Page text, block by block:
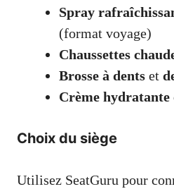
Spray
(format voyage)
Chaussettes
Brosse à dents et
Crème hydratante
Choix du siège
Utilisez SeatGuru pour